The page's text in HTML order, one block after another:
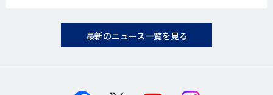
最新のニュース一覧を見る